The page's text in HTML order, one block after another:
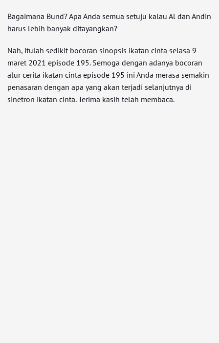
Bagaimana Bund? Apa Anda semua setuju kalau Al dan Andin
harus lebih banyak ditayangkan?
Nah, itulah sedikit bocoran sinopsis ikatan cinta selasa 9
maret 2021 episode 195. Semoga dengan adanya bocoran
alur cerita ikatan cinta episode 195 ini Anda merasa semakin
penasaran dengan apa yang akan terjadi selanjutnya di
sinetron ikatan cinta. Terima kasih telah membaca.